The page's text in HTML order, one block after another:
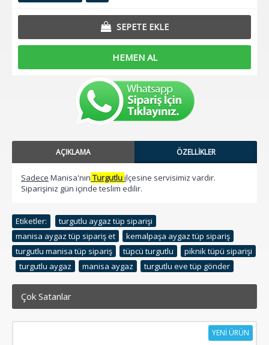
SEPETE EKLE
HEMEN AL
AÇIKLAMA ÖZELLIKLER
Sadece Manisa'nın Turgutluilçesine servisimiz vardır.
Siparişiniz gün içinde teslim edilir.
Etiketler: turgutlu aygaz tüp siparişi
manisa aygaz tüp sipariş et
kemalpaşa aygaz tüp sipariş
turgutlu manisa tüp sipariş
tüpcü turgutlu
piknik tüpü siparişi
turgutlu aygaz manisa aygaz turgutlu eve tüp gönder
Çok Satanlar
YENİ ÜRÜN